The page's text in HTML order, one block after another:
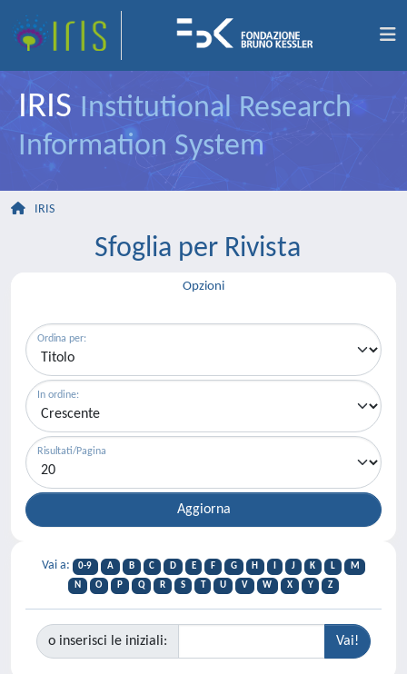
IRIS Institutional Research
Information System
IRIS
Sfoglia per Rivista
Opzioni
Ordina per:
In ordine:
Risultati/Pagina
Vai a: 0-9 A B C D E F G H J K L
M
N
O P Q R S T U V W X Y Z
o inserisci le iniziali: